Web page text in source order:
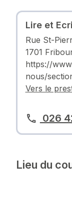
Lire et
Rue St-
1701
https://
nous/
Vers le
026
Lieu du